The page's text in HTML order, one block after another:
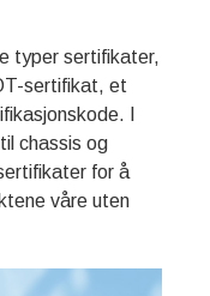
typer sertifikater,
sertifikat, et
I
chassis og
for å
våre uten